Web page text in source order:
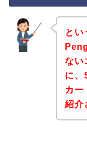
と
ない
に
カー
紹介